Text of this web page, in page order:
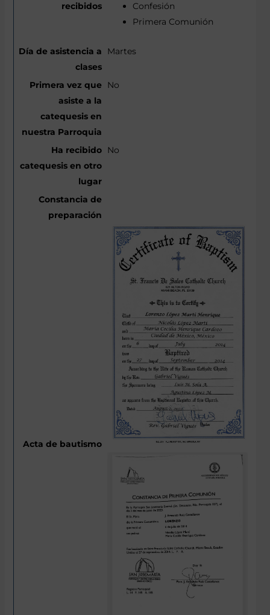
Confesión
Primera Comunión
Martes
No
No